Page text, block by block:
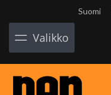
Suomi
Valikko